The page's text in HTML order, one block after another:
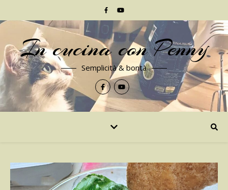
In cucina con Penny
Semplicità & bontà